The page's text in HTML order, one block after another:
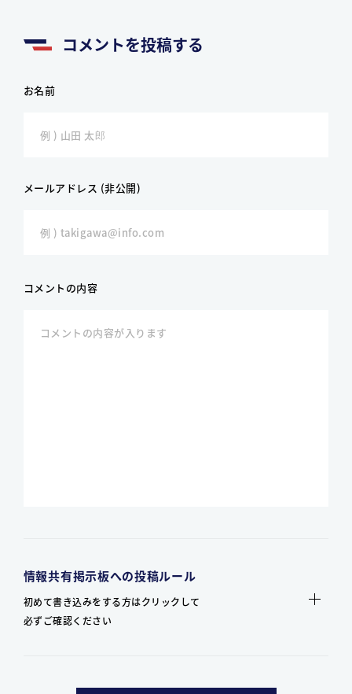
コメントを投稿する
お名前
メールアドレス (非公開)
コメントの内容
情報共有掲示板への投稿ルール
初めて書き込みをする方はクリックして
必ずご確認ください